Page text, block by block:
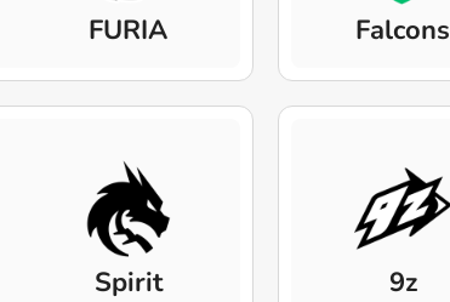
FURIA Falcons
Spirit 9z